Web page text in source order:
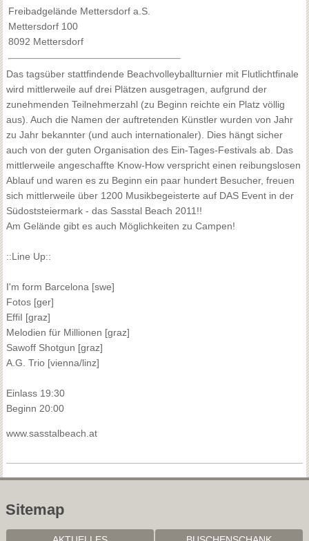
Freibadgelände Mettersdorf a.S.
Mettersdorf 100
8092 Mettersdorf
Das tagsüber stattfindende Beachvolleyballturnier mit Flutlichtfinale
wird mittlerweile auf drei Plätzen ausgetragen, aufgrund der
zunehmenden Teilnehmerzahl (zu Beginn reichte ein Platz völlig
aus). Auch die Namen der auftretenden Künstler wurden von Jahr
zu Jahr bekannter (und auch internationaler). Dies hängt sicher
auch von der guten Organisation des Ein-Tages-Festivals ab. Das
mittlerweile angeschaffte Know-How verspricht einen reibungslosen
Ablauf und waren es zu Beginn ein paar hundert Besucher, freuen
sich mittlerweile über 1200 Musikbegeisterte auf DAS Event in der
Südoststeiermark - das Sasstal Beach 2011!!
Am Gelände gibt es auch Möglichkeiten zu Campen!
::Line Up::
I'm form Barcelona [swe]
Fotos [ger]
EffiI [graz]
Melodien für Millionen [graz]
Sawoff Shotgun [graz]
A.G. Trio [vienna/linz]
Einlass 19:30
Beginn 20:00
www.sasstalbeach.at
Sitemap